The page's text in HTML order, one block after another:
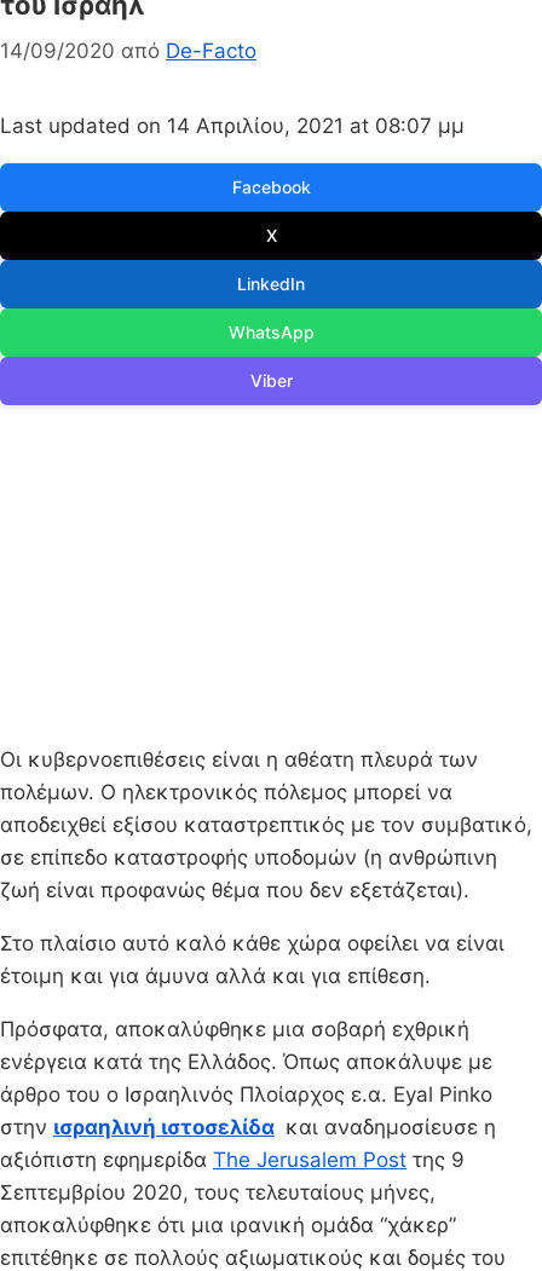
14/09/2020 από De-Facto
Last updated on 14 Απριλίου, 2021 at 08:07 μμ
Facebook
X
LinkedIn
WhatsApp
Viber
Oι κυβερνοεπιθέσεις είναι η αθέατη πλευρά των
πολέμων. Ο ηλεκτρονικός πόλεμος μπορεί να
αποδειχθεί εξίσου καταστρεπτικός με τον συμβατικό,
σε επίπεδο καταστροφής υποδομών (η ανθρώπινη
ζωή είναι προφανώς θέμα που δεν εξετάζεται).
Στο πλαίσιο αυτό καλό κάθε χώρα οφείλει να είναι
έτοιμη και για άμυνα αλλά και για επίθεση.
Πρόσφατα, αποκαλύφθηκε μια σοβαρή εχθρική
ενέργεια κατά της Ελλάδος. Όπως αποκάλυψε με
άρθρο του ο Ισραηλινός Πλοίαρχος ε.α. Eyal Pinko
στην ισραηλινή ιστοσελίδα και αναδημοσίευσε η
αξιόπιστη εφημερίδα The Jerusalem Post της 9
Σεπτεμβρίου 2020, τους τελευταίους μήνες,
αποκαλύφθηκε ότι μια ιρανική ομάδα “χάκερ”
επιτέθηκε σε πολλούς αξιωματικούς και δομές του